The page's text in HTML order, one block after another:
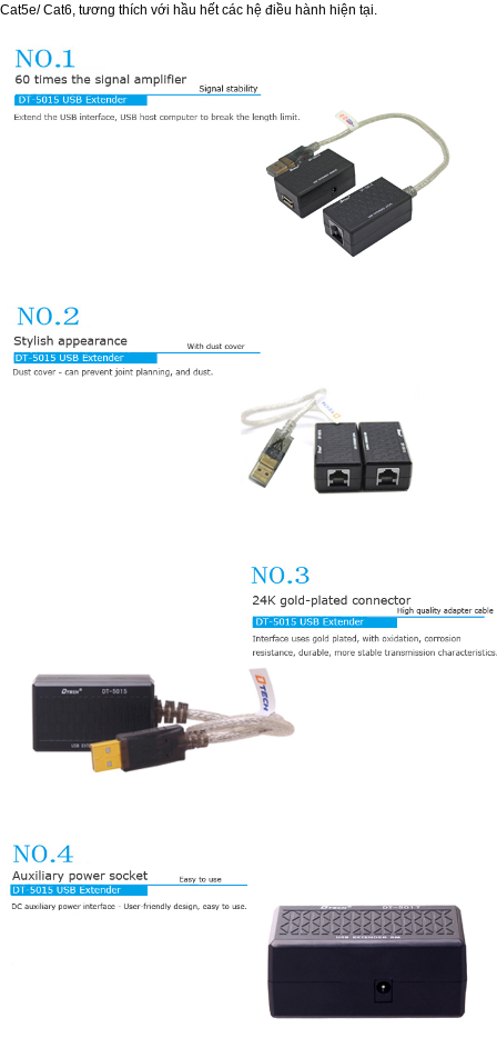
Cat5e/ Cat6, tương thích với hầu hết các hệ điều hành hiện tại.